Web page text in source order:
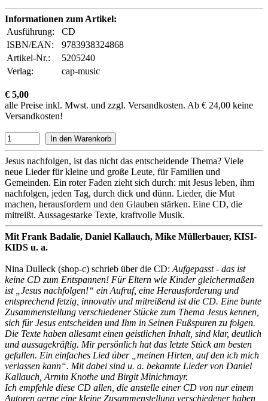
Informationen zum Artikel:
Ausführung:
CD
ISBN/EAN:
9783938324868
Artikel-Nr.:
5205240
Verlag:
cap-music
€ 5,00
alle Preise inkl. Mwst. und zzgl. Versandkosten. Ab € 24,00 keine
Versandkosten!
Jesus nachfolgen, ist das nicht das entscheidende Thema? Viele
neue Lieder für kleine und große Leute, für Familien und
Gemeinden. Ein roter Faden zieht sich durch: mit Jesus leben, ihm
nachfolgen, jeden Tag, durch dick und dünn. Lieder, die Mut
machen, herausfordern und den Glauben stärken. Eine CD, die
mitreißt. Aussagestarke Texte, kraftvolle Musik.
Mit Frank Badalie, Daniel Kallauch, Mike Müllerbauer, KISI-
KIDS u. a.
Nina Dulleck (shop-c) schrieb über die CD: Aufgepasst - das ist
keine CD zum Entspannen! Für Eltern wie Kinder gleichermaßen
ist „Jesus nachfolgen!“ ein Aufruf, eine Herausforderung und
entsprechend fetzig, innovativ und mitreißend ist die CD. Eine bunte
Zusammenstellung verschiedener Stücke zum Thema Jesus kennen,
sich für Jesus entscheiden und Ihm in Seinen Fußspuren zu folgen.
Die Texte haben allesamt einen geistlichen Inhalt, sind klar, deutlich
und aussagekräftig. Mir persönlich hat das letzte Stück am besten
gefallen. Ein einfaches Lied über „meinen Hirten, auf den ich mich
verlassen kann“. Mit dabei sind u. a. bekannte Lieder von Daniel
Kallauch, Armin Knothe und Birgit Minichmayr.
Ich empfehle diese CD allen, die anstelle einer CD von nur einem
Autoren gerne eine kleine Zusammenstellung verschiedener haben